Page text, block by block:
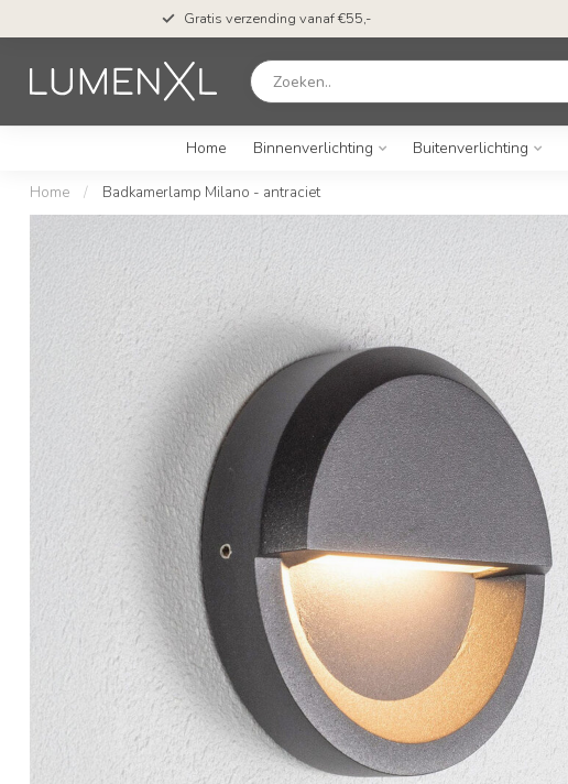
Gratis verzending vanaf €55,-
Home Binnenverlichting Buitenverlichting
Home / Badkamerlamp Milano - antraciet